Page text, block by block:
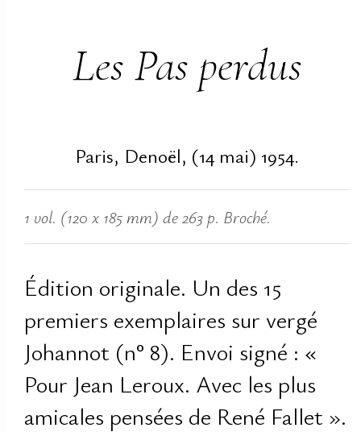
Les Pas perdus
Paris, Denoël, (14 mai) 1954.
1 vol. (120 x 185 mm) de 263 p. Broché.
Édition originale. Un des 15
premiers exemplaires sur vergé
Johannot (n° 8). Envoi signé : «
Pour Jean Leroux. Avec les plus
amicales pensées de René Fallet ».